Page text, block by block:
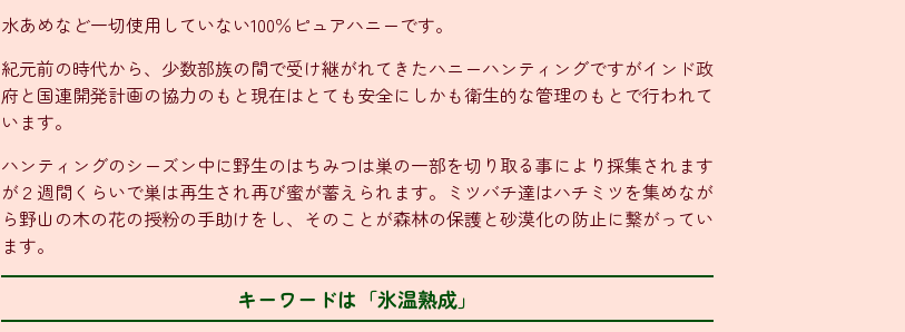
水あめなど一切使用していない100％ピュアハニーです。
紀元前の時代から、少数部族の間で受け継がれてきたハニーハンティングですがインド政
府と国連開発計画の協力のもと現在はとても安全にしかも衛生的な管理のもとで行われて
います。
ハンティングのシーズン中に野生のはちみつは巣の一部を切り取る事により採集されます
が２週間くらいで巣は再生され再び蜜が蓄えられます。ミツバチ達はハチミツを集めなが
ら野山の木の花の授粉の手助けをし、そのことが森林の保護と砂漠化の防止に繋がってい
ます。
キーワードは「氷温熟成」